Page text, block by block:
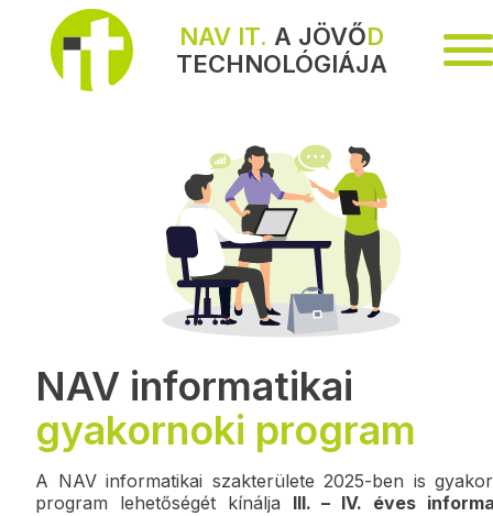
NAV IT. A JÖVŐD
TECHNOLÓGIÁJA
NAV informatikai
gyakornoki program
A NAV informatikai szakterülete 2025-ben is
program lehetőségét kínálja III. – IV. éves